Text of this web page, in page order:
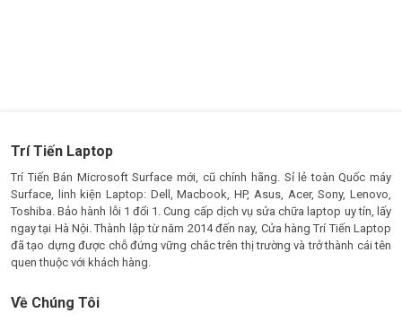
Trí Tiến Laptop
Trí Tiến Bán Microsoft Surface mới, cũ chính hãng. Sỉ lẻ toàn Quốc máy
Surface, linh kiện Laptop: Dell, Macbook, HP, Asus, Acer, Sony, Lenovo,
Toshiba. Bảo hành lỗi 1 đổi 1. Cung cấp dịch vụ sửa chữa laptop uy tín, lấy
ngay tại Hà Nội. Thành lập từ năm 2014 đến nay, Cửa hàng Trí Tiến Laptop
đã tạo dựng được chỗ đứng vững chắc trên thị trường và trở thành cái tên
quen thuộc với khách hàng.
Về Chúng Tôi